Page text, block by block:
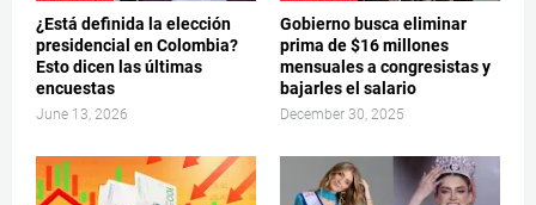
¿Está definida la elección
presidencial en Colombia?
Esto dicen las últimas
encuestas
June 13, 2026
Gobierno busca eliminar
prima de $16 millones
mensuales a congresistas y
bajarles el salario
December 30, 2025